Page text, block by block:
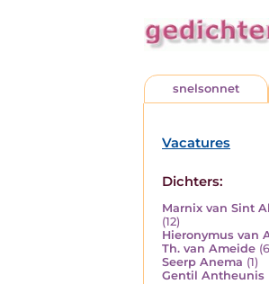
snelsonnet
Vacatures
Dichters:
Marnix van Sint
(12)
Hieronymus van
Th. van Ameide
Seerp Anema (1)
Gentil Antheunis